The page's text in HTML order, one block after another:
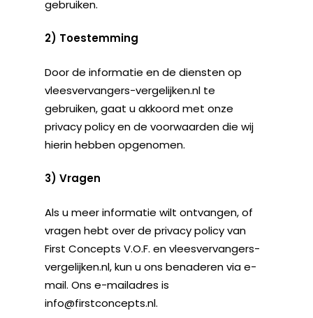
gebruiken.
2) Toestemming
Door de informatie en de diensten op
vleesvervangers-vergelijken.nl te
gebruiken, gaat u akkoord met onze
privacy policy en de voorwaarden die wij
hierin hebben opgenomen.
3) Vragen
Als u meer informatie wilt ontvangen, of
vragen hebt over de privacy policy van
First Concepts V.O.F. en vleesvervangers-
vergelijken.nl, kun u ons benaderen via e-
mail. Ons e-mailadres is
info@firstconcepts.nl.